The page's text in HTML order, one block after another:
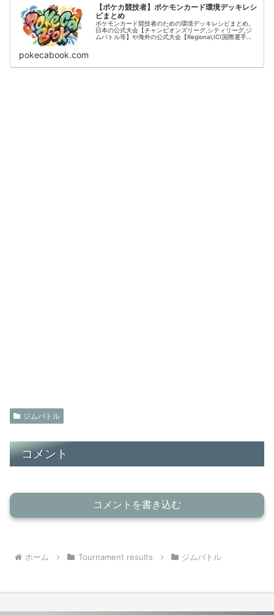
【ポケカ競技者】ポケモンカード環境デッキレシ
ピまとめ
ポケモンカード競技者のための環境デッキレシピまとめ。
日本の公式大会【チャンピオンズリーグ,シティリーグ,ジ
ムバトル等】や海外の公式大会【Regional,IC(国際選手
pokecabook.com
ジムバトル
コメント
コメントを書き込む
ホーム Tournament results ジムバトル